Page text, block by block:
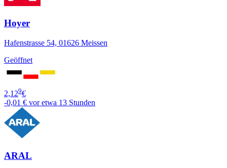
Hoyer
Hafenstrasse 54, 01626 Meissen
Geöffnet
2,129€
-0,01 € vor etwa 13 Stunden
ARAL